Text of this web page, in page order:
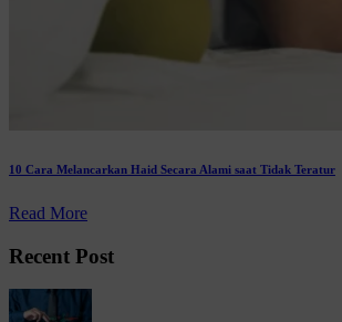
10 Cara Melancarkan Haid Secara Alami saat Tidak Teratur
Read More
Recent Post